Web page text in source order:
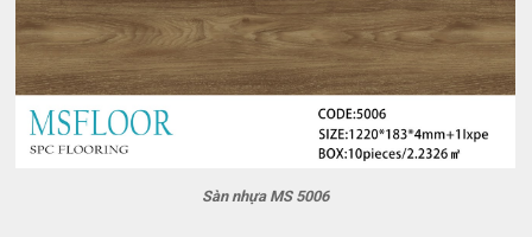
Sàn nhựa MS 5006